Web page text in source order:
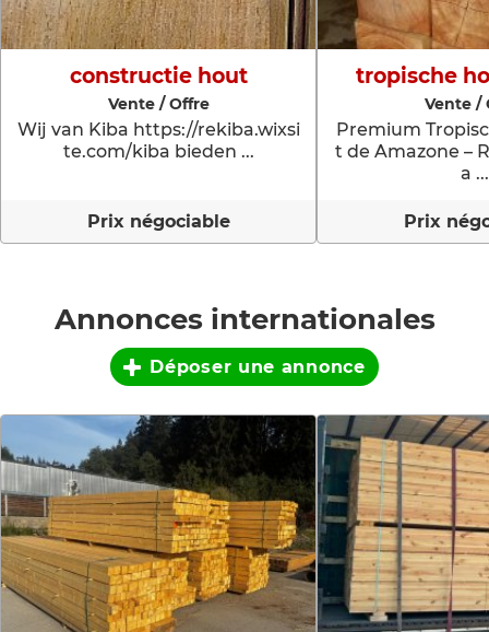
constructie hout
Vente / Offre
Wij van Kiba https://rekiba.wixsi
te.com/kiba bieden ...
Prix négociable
tropische
Vente /
Premium
t de Amazone –
a ...
Prix
Annonces internationales
Déposer une annonce